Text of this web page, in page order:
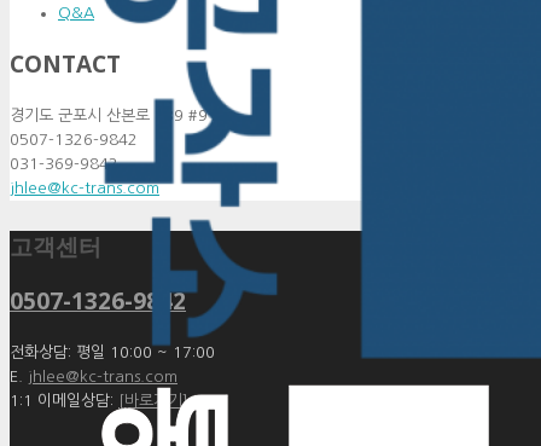
Q&A
CONTACT
경기도 군포시 산본로 339 #910
0507-1326-9842
031-369-9842
jhlee@kc-trans.com
고객센터
0507-1326-9842
전화상담: 평일 10:00 ~ 17:00
E. jhlee@kc-trans.com
1:1 이메일상담:
[바로가기]